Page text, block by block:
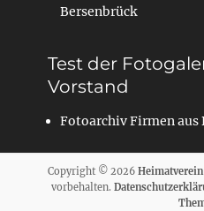
Bersenbrück
Test der
Vorstand
Fotoarchiv Firmen aus
Copyright © 2026
vorbehalten.